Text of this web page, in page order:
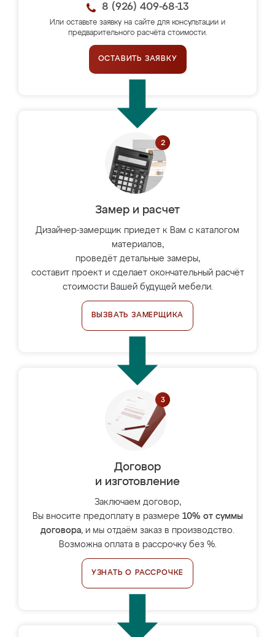
8 (926) 409-68-13
Или оставьте заявку на сайте для консультации и
предварительного расчёта стоимости.
ОСТАВИТЬ ЗАЯВКУ
Замер и расчет
Дизайнер-замерщик приедет к Вам с каталогом
материалов,
проведёт детальные замеры,
составит проект и сделает окончательный расчёт
стоимости Вашей будущей мебели.
ВЫЗВАТЬ ЗАМЕРЩИКА
Договор
и изготовление
Заключаем договор,
Вы вносите предоплату в размере 10% от суммы
договора, и мы отдаём заказ в производство.
Возможна оплата в рассрочку без %.
УЗНАТЬ О РАССРОЧКЕ